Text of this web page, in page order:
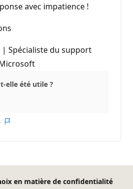
avec impatience !
| Spécialiste du support
elle été utile ?
en matière de confidentialité